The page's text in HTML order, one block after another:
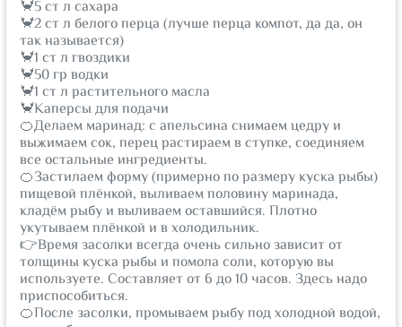
🦀5 ст л сахара
🦀2 ст л белого перца (лучше перца компот, да да, он
так называется)
🦀1 ст л гвоздики
🦀50 гр водки
🦀1 ст л растительного масла
🦀Каперсы для подачи
🍊Делаем маринад: с апельсина снимаем цедру и
выжимаем сок, перец растираем в ступке, соединяем
все остальные ингредиенты.
🍊Застилаем форму (примерно по размеру куска рыбы)
пищевой плёнкой, выливаем половину маринада,
кладём рыбу и выливаем оставшийся. Плотно
укутываем плёнкой и в холодильник.
👉Время засолки всегда очень сильно зависит от
толщины куска рыбы и помола соли, которую вы
используете. Составляет от 6 до 10 часов. Здесь надо
приспособиться.
🍊После засолки, промываем рыбу под холодной водой,